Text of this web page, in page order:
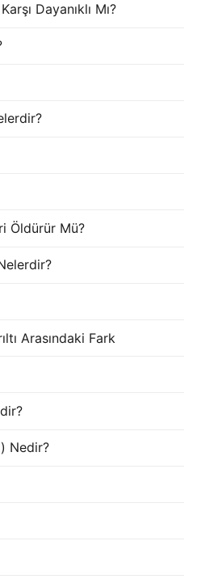
Dayanıklı Mı?
Öldürür Mü?
Arasındaki Fark
Nedir?